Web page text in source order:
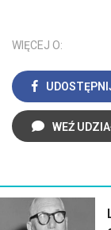
WIĘCEJ O:
WEŹ